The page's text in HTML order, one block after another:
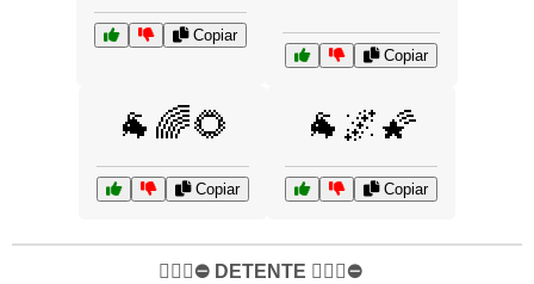
Copiar
Copiar
🐐🌈🌻
Copiar
🐐🌌🌠
Copiar
✋🏻🛑⛔️ DETENTE ✋🏻🛑⛔️